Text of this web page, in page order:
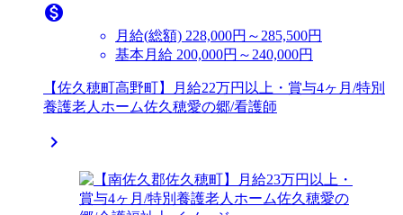

月給(総額) 228,000円～285,500円
基本月給 200,000円～240,000円
【佐久穂町高野町】月給22万円以上・賞与4ヶ月/特別
養護老人ホーム佐久穂愛の郷/看護師
